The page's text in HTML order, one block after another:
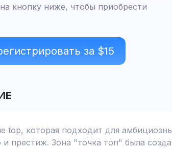
кнопку ниже, чтобы приобрести
за $15
top, которая подходит для
престиж. Зона "точка топ" была